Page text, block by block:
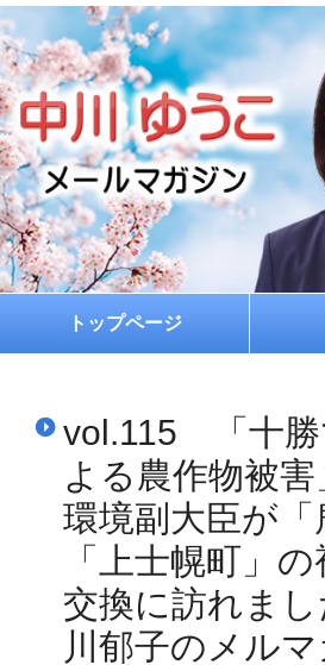
トップページ
プロフィール
お約束
メルマガ
Facebook
アクセス
プライバシーポリシー
vol.115 「十勝
よる農作物被害
環境副大臣が「
「上士幌町」
交換に訪れまし
川郁子のメル